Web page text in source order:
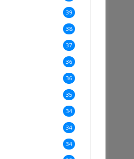
39
38
37
36
36
35
34
34
34